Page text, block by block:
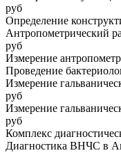
руб
Определение
Антропометрический
руб
Измерение
Проведение
Измерение
руб
Измерение
руб
Комплекс
Диагностика ВНЧС в